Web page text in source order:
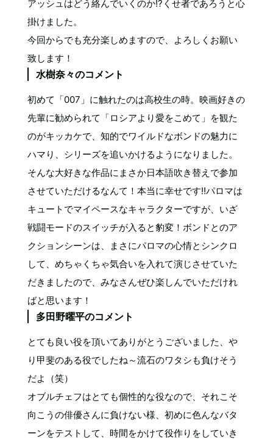
アッシュはどう絡んでいくのか!?くせ者であろうと心
掛けました。
今回からでも充分楽しめますので、よろしくお願い
致します！
水樹奈々のコメント
初めて「007」に触れたのは高校生の時。映画好きの
先輩に勧められて「ロシアより愛をこめて」を観た
のがキッカケで、知的でワイルドなボンドの魅力に
ハマり、シリーズを追いかけるようになりました。
そんな大好きな作品にまさか日本語吹き替えで参加
させていただけるなんて！本当に幸せです!!パロマは
キュートでマイペースなキャラクターですが、いざ
戦闘モードのスイッチが入ると豹変！ボンドとのア
クションシーンは、まさにパロマの心情とシンクロ
して、めちゃくちゃ気合いを入れて演じさせていた
だきましたので、みなさんぜひ楽しんでいただけれ
ばと思います！
多田野曜平のコメント
とても良い役を頂いてありがとうございました、や
り甲斐のある役でしたね～流石のワタシも負けそう
だよ（笑）
オブルチェフはとても個性的な役なので、それこそ
向こうの俳優さんに負けない様、初めに色んなバタ
ーンをテストして、時間をかけて役作りをしていき